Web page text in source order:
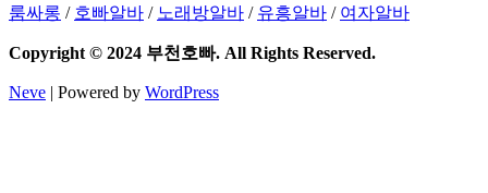
룸싸롱 / 호빠알바 / 노래방알바 / 유흥알바 / 여자알바
Copyright © 2024 부천호빠. All Rights Reserved.
Neve | Powered by WordPress